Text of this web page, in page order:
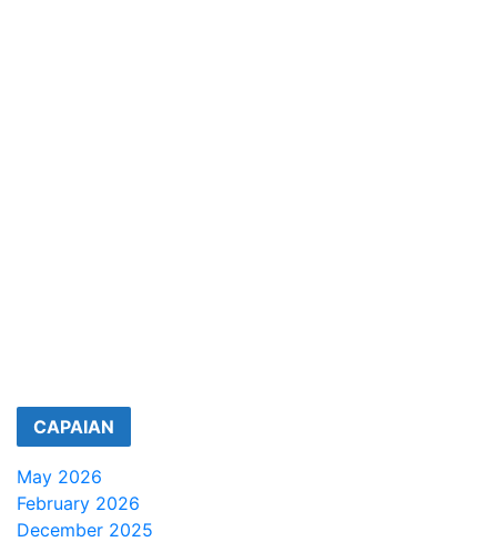
CAPAIAN
May 2026
February 2026
December 2025